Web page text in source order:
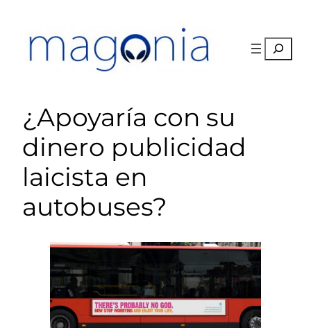
contenido
Buscar
¿Apoyaría con su
dinero publicidad
laicista en
autobuses?